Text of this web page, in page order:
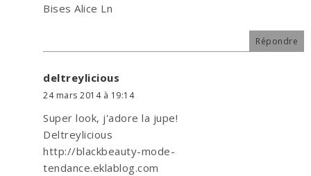
Bises Alice Ln
Répondre
deltreylicious
24 mars 2014 à 19:14
Super look, j'adore la jupe!
Deltreylicious
http://blackbeauty-mode-
tendance.eklablog.com